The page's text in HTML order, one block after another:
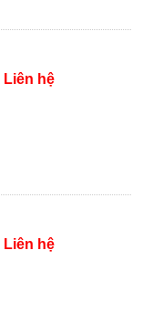
Liên hệ
Liên hệ